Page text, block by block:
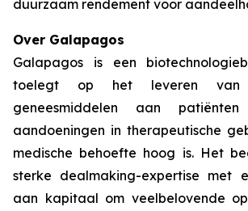
duurzaam rendement voor
Over Galapagos
Galapagos is een
toelegt op het leveren van
geneesmiddelen aan
aandoeningen in therapeutische
medische behoefte hoog is. Het
sterke dealmaking-expertise met
aan kapitaal om veelbelovende